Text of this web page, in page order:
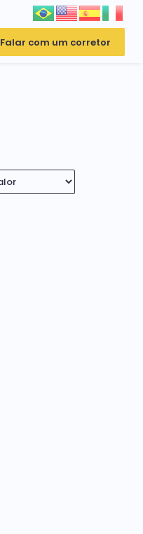
Falar com um corretor